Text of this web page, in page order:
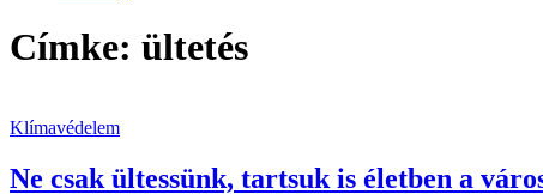
Címke: ültetés
Klímavédelem
Ne csak ültessünk, tartsuk is életben a